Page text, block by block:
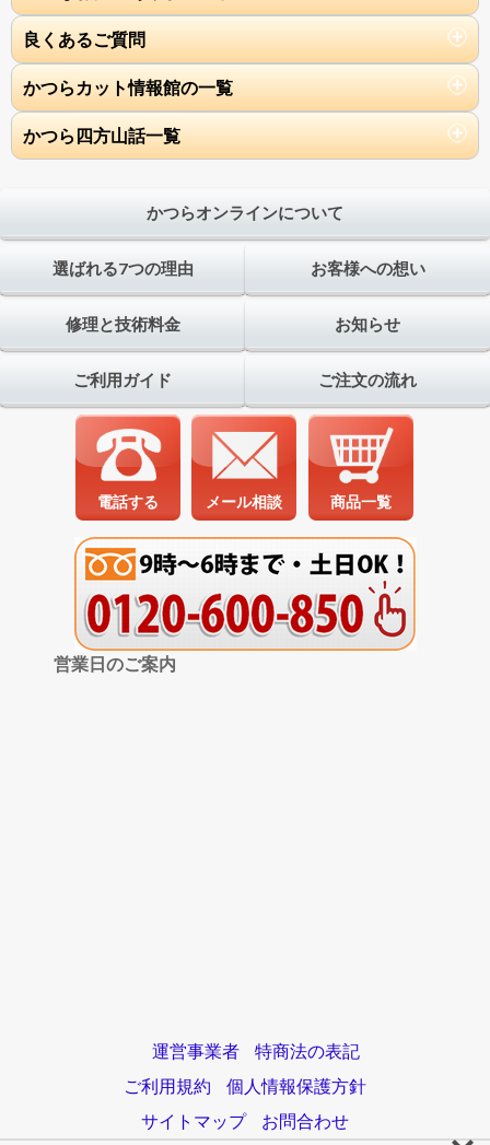
良くあるご質問
かつらカット情報館の一覧
かつら四方山話一覧
かつらオンラインについて
選ばれる7つの理由 お客様への想い
修理と技術料金 お知らせ
ご利用ガイド ご注文の流れ
電話する メール相談 商品一覧
営業日のご案内
運営事業者
特商法の表記
ご利用規約
個人情報保護方針
サイトマップ
お問合わせ